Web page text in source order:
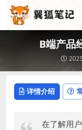
B端产品
详情介绍
在了解用